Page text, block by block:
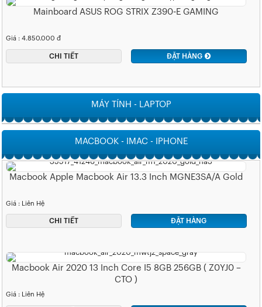
Mainboard ASUS ROG STRIX Z390-E GAMING
Giá : 4.850.000 đ
CHI TIẾT ĐẶT HÀNG
MÁY TÍNH - LAPTOP
MACBOOK - IMAC - IPHONE
Macbook Apple Macbook Air 13.3 Inch MGNE3SA/A Gold
Giá : Liên Hệ
CHI TIẾT ĐẶT HÀNG
Macbook Air 2020 13 Inch Core I5 8GB 256GB ( Z0YJ0 –
CTO )
Giá : Liên Hệ